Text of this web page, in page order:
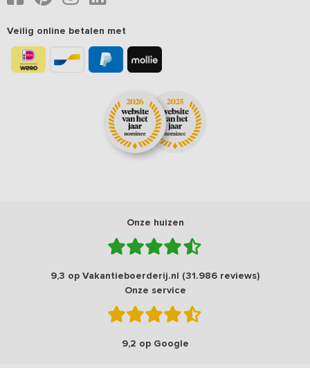
Veilig online betalen met
Onze huizen
9,3 op Vakantieboerderij.nl (31.986 reviews)
Onze service
9,2 op Google